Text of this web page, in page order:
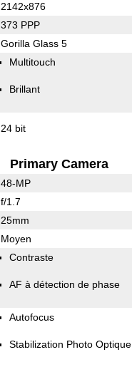
2142x876
373 PPP
Gorilla Glass 5
Multitouch
Brillant
24 bit
Primary Camera
48-MP
f/1.7
25mm
Moyen
Contraste
AF à détection de phase
Autofocus
Stabilization Photo Optique